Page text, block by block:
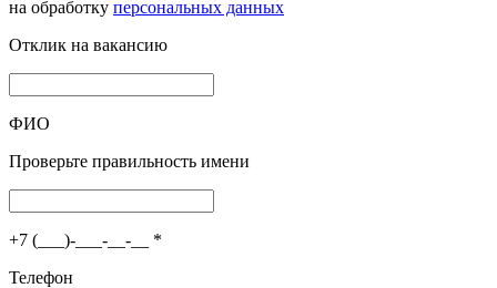
на обработку персональных данных
Отклик на вакансию
ФИО
Проверьте правильность имени
+7 (___)-___-__-__ *
Телефон